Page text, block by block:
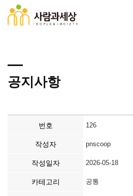
공지사항
번호 126
작성자 pnscoop
작성일자 2026-05-18
카테고리 공통